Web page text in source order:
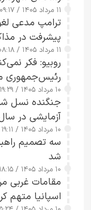
جاسوسی گفت
۱۱ مرداد ۱۴۰۵ / ۰۹:۱۷
پیشرفت در
۱۱ مرداد ۱۴۰۵ / ۰۸:۱۸
روبیو: فکر
رئیس‌جمهوری
کسی که واقعاً
۱۰ مرداد ۱۴۰۵ / ۱۹:۲۹
آزمایشی در سال ۲۰۲۸ انجام
۱۰ مرداد ۱۴۰۵ / ۱۹:۱۱
سه تصمیم
شد
۱۰ مرداد ۱۴۰۵ / ۱۸:۱۵
مقامات غربی
اسپانیا متهم